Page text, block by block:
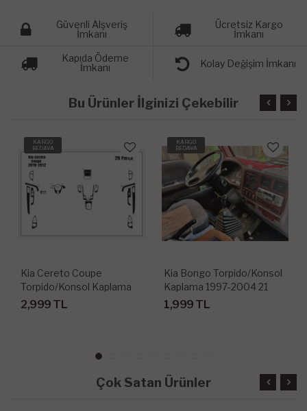
Güvenli Alşveriş
İmkanı
Ücretsiz Kargo
İmkanı
Kapıda Ödeme
İmkanı
Kolay Değişim İmkanı
Bu Ürünler İlginizi Çekebilir
KARGO
BEDAVA
Kia Cereto Coupe
Torpido/Konsol Kaplama
2010-2012
2,999 TL
KARGO
BEDAVA
Kia Bongo Torpido/Konsol
Kaplama 1997-2004 21
Parça
1,999 TL
Çok Satan Ürünler